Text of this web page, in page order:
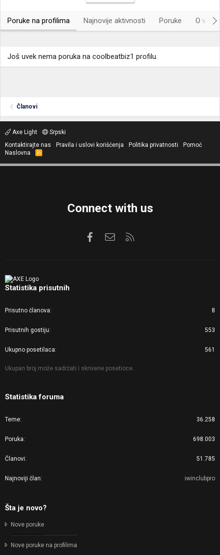
Poruke na profilima Najnovije aktivnosti Poruke O
Još uvek nema poruka na coolbeatbiz1 profilu.
Članovi
Axe Light
Srpski
Kontaktirajte nas
Pravila i uslovi korišćenja Politika privatnosti
Pomoć
Naslovna
R
S
Connect with us
FacebookKontaktirajte nas
Statistika prisutnih
Prisutno članova 8
Prisutnih gostiju 553
Ukupno posetilaca 561
Ukupan broj može sadržati i skrivene posetioce.
Statistika foruma
Teme 36.258
Poruka 698.003
Članovi 51.785
Najnoviji član iwinclubpro
Šta je novo?
Nove poruke
Nove poruke na profilima